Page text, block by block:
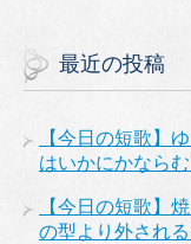
最近の投稿
【今日の短歌】
はいかにかなら
【今日の短歌】
の型より外され